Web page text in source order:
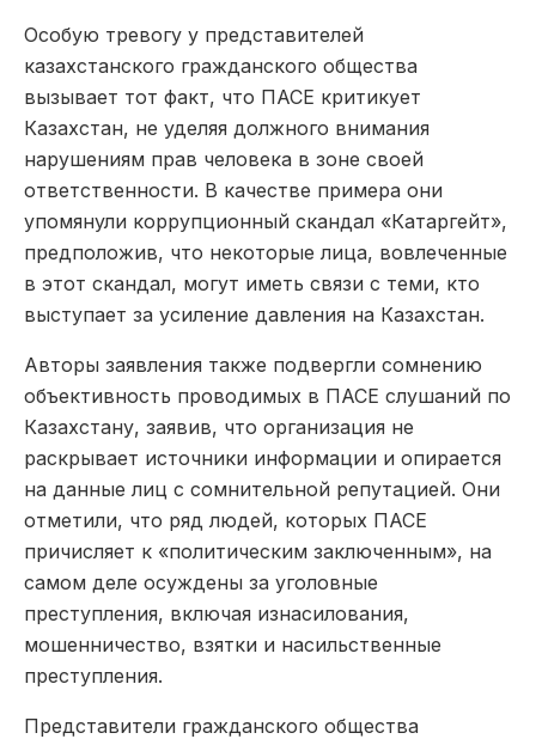
Особую тревогу у представителей
казахстанского гражданского общества
вызывает тот факт, что ПАСЕ критикует
Казахстан, не уделяя должного внимания
нарушениям прав человека в зоне своей
ответственности. В качестве примера они
упомянули коррупционный скандал «Катаргейт»,
предположив, что некоторые лица, вовлеченные
в этот скандал, могут иметь связи с теми, кто
выступает за усиление давления на Казахстан.
Авторы заявления также подвергли сомнению
объективность проводимых в ПАСЕ слушаний по
Казахстану, заявив, что организация не
раскрывает источники информации и опирается
на данные лиц с сомнительной репутацией. Они
отметили, что ряд людей, которых ПАСЕ
причисляет к «политическим заключенным», на
самом деле осуждены за уголовные
преступления, включая изнасилования,
мошенничество, взятки и насильственные
преступления.
Представители гражданского общества